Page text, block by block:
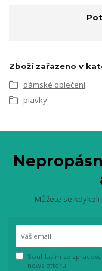
Zboží zařazeno v
dámské oblečení
plavky
Můžete se
Souhlasím se
newsletteru.